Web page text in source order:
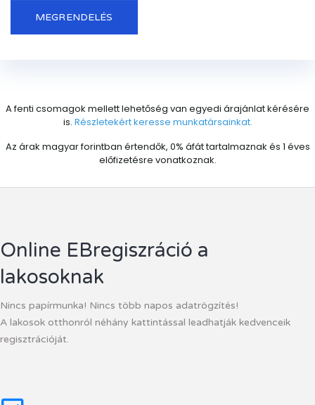
MEGRENDELÉS
A fenti csomagok mellett lehetőség van egyedi árajánlat kérésére
is. Részletekért keresse munkatársainkat.
Az árak magyar forintban értendők, 0% áfát tartalmaznak és 1 éves
előfizetésre vonatkoznak.
Online EBregiszráció a
lakosoknak
Nincs papírmunka! Nincs több napos adatrögzítés!
A lakosok otthonról néhány kattintással leadhatják kedvenceik
regisztrációját.